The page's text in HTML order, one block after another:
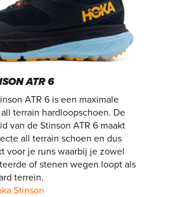
ATR 6
ATR 6 is een maximale
terrain hardloopschoen. De
van de Stinson ATR 6 maakt
all terrain schoen en dus
voor je runs waarbij je zowel
of stenen wegen loopt als
terrein.
Stinson